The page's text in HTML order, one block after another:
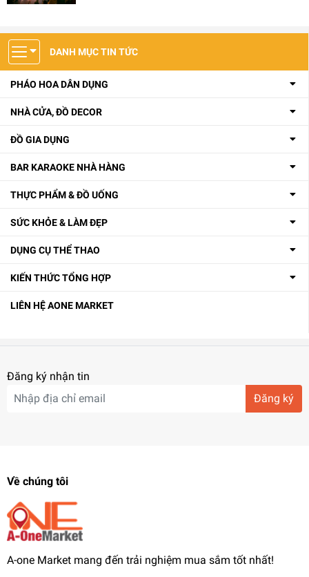
DANH MỤC TIN TỨC
PHÁO HOA DÂN DỤNG
NHÀ CỬA, ĐỒ DECOR
ĐỒ GIA DỤNG
BAR KARAOKE NHÀ HÀNG
THỰC PHẨM & ĐỒ UỐNG
SỨC KHỎE & LÀM ĐẸP
DỤNG CỤ THỂ THAO
KIẾN THỨC TỔNG HỢP
LIÊN HỆ AONE MARKET
Đăng ký nhận tin
Đăng ký
Về chúng tôi
A-one Market mang đến trải nghiệm mua sắm tốt nhất!